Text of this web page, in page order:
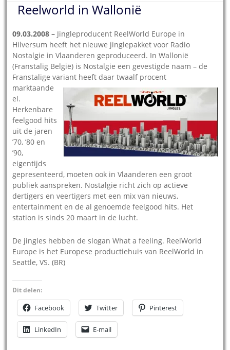
Reelworld in Wallonië
09.03.2008 – Jingleproducent ReelWorld Europe in
Hilversum heeft het nieuwe jinglepakket voor Radio
Nostalgie in Vlaanderen geproduceerd. In Wallonië
(Franstalig België) is Nostalgie een gevestigde naam – de
Franstalige variant heeft daar twaalf procent
marktaande
el.
Herkenbare
feelgood hits
uit de jaren
’70, ’80 en
’90,
eigentijds
gepresenteerd, moeten ook in Vlaanderen een groot
publiek aanspreken. Nostalgie richt zich op actieve
dertigers en veertigers met een mix van nieuws,
entertainment en de al genoemde feelgood hits. Het
station is sinds 20 maart in de lucht.
De jingles hebben de slogan What a feeling. ReelWorld
Europe is het Europese productiehuis van ReelWorld in
Seattle, VS. (BR)
Dit delen:
Facebook Twitter Pinterest
LinkedIn E-mail